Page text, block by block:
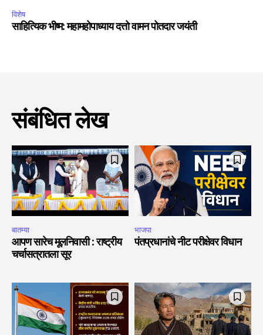
विशेष
साहित्यिक भीष्म: महामहोपाध्याय दत्तो वामन पोतदार जयंती
संबंधित लेख
बातम्या
आपण सारेच मूलनिवासी : राष्ट्रीय
चर्चासत्रातला सूर
भाजपा
पंतप्रधानांचे नीट परीक्षेवर विधान